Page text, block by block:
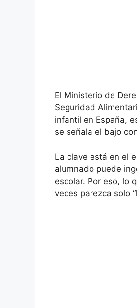
El Ministerio de
Seguridad
infantil en España,
se señala el bajo
La clave está en el
alumnado puede
escolar. Por eso, lo
veces parezca solo